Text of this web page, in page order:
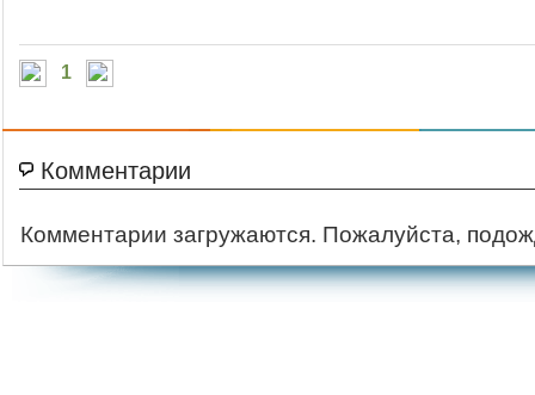
1
Комментарии
Комментарии загружаются. Пожалуйста,